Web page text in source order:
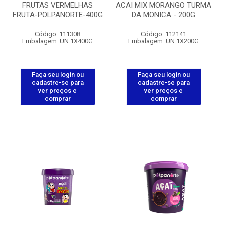
FRUTAS VERMELHAS
FRUTA-POLPANORTE-400G
Código: 111308
Embalagem: UN.1X400G
Faça seu login ou
cadastre-se para
ver preços e
comprar
ACAI MIX MORANGO TURMA
DA MONICA - 200G
Código: 112141
Embalagem: UN.1X200G
Faça seu login ou
cadastre-se para
ver preços e
comprar